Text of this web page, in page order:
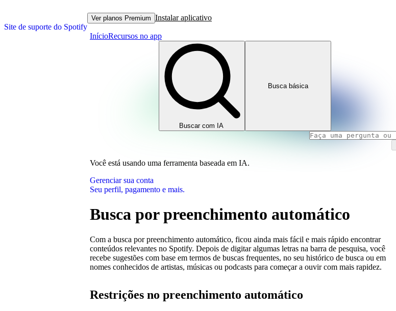
Site de suporte do Spotify
Ver planos Premium Instalar aplicativo
InícioRecursos no app
Buscar com IA
Busca básica
Você está usando uma ferramenta baseada em IA.
Gerenciar sua conta
Seu perfil, pagamento e mais.
Busca por preenchimento automático
Com a busca por preenchimento automático, ficou ainda mais fácil e mais rápido encontrar
conteúdos relevantes no Spotify. Depois de digitar algumas letras na barra de pesquisa, você
recebe sugestões com base em termos de buscas frequentes, no seu histórico de busca ou em
nomes conhecidos de artistas, músicas ou podcasts para começar a ouvir com mais rapidez.
Restrições no preenchimento automático